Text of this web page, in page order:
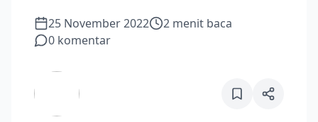
25 November 2022 2 menit baca
0 komentar